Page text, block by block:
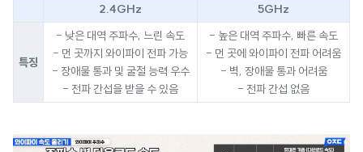
2.4GHz 5GHz
특징
- 낮은 대역 주파수, 느린 속도
- 먼 곳까지 와이파이 전파 가능
- 장애물 통과 및 굴절 능력 우수
- 전파 간섭을 받을 수 있음
- 높은 대역 주파수, 빠른 속도
- 먼 곳에 와이파이 전파 어려움
- 벽, 장애물 통과 어려움
- 전파 간섭 없음